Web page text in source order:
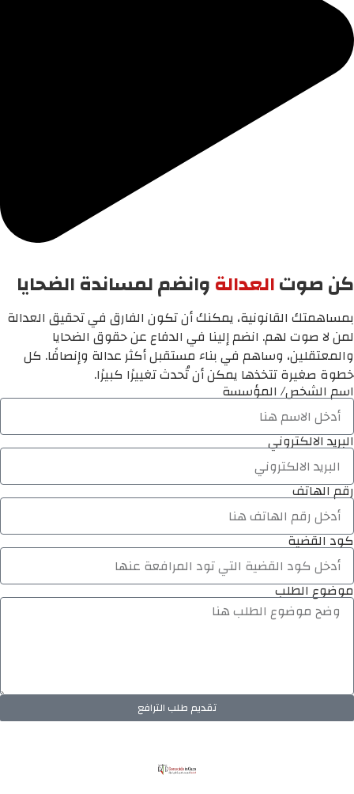
كن صوتالعدالةوانضم لمساندة الضحايا
بمساهمتك القانونية، يمكنك أن تكون الفارق في تحقيق العدالة
لمن لا صوت لهم. انضم إلينا في الدفاع عن حقوق الضحايا
والمعتقلين، وساهم في بناء مستقبل أكثر عدالة وإنصافًا. كل
خطوة صغيرة تتخذها يمكن أن تُحدث تغييرًا كبيرًا.
اسم الشخص/ المؤسسة
البريد الالكتروني
رقم الهاتف
كود القضية
موضوع الطلب
تقديم طلب الترافع